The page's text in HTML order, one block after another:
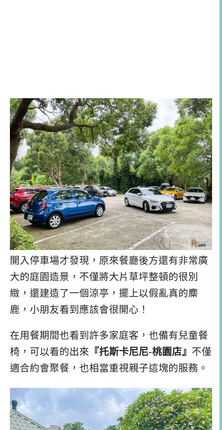
開入停車場才發現，原來餐廳後方還有非常廣
大的庭園造景，不僅將大片草坪整頓的很別
緻，還建造了一個涼亭，擺上以假亂真的麋
鹿，小朋友看到應該會很開心！
在用餐期間也看到許多家庭客，也備有兒童餐
椅，可以看的出來 『托斯卡尼尼-桃園店』 不僅
適合約會聚餐，也相當重視親子這塊的服務。